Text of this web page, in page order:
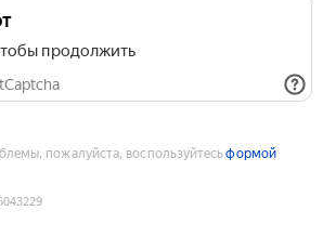
продолжить
пожалуйста, воспользуйтесьформой